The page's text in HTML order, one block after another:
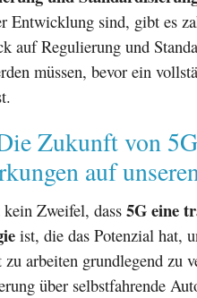
Entwicklung sind, gibt es
auf Regulierung und
müssen, bevor ein
Zukunft von
auf
kein Zweifel, dass 5G eine
ist, die das Potenzial hat,
arbeiten grundlegend zu
über selbstfahrende